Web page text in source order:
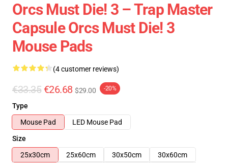
Orcs Must Die! 3 – Trap Master
Capsule Orcs Must Die! 3
Mouse Pads
(4 customer reviews)
€33.35 €26.68 $29.00 -20%
Type
Mouse Pad
LED Mouse Pad
Size
25x30cm
25x60cm 30x50cm
30x60cm